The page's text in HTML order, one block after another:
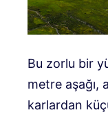
Bu zorlu bir
metre aşağı,
karlardan